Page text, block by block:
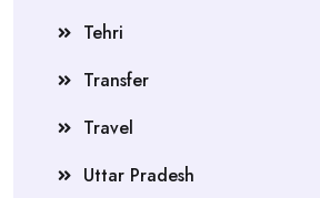
Tehri
Transfer
Travel
Uttar Pradesh